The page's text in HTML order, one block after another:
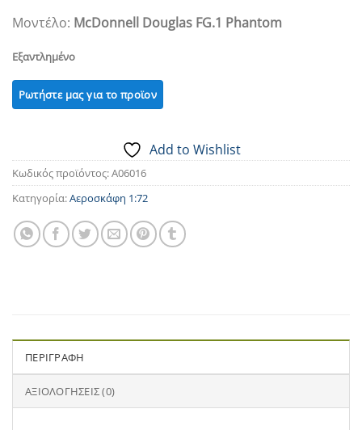
Μοντέλο: McDonnell Douglas FG.1 Phantom
Εξαντλημένο
Add to Wishlist
Κωδικός προϊόντος:A06016
Κατηγορία:Αεροσκάφη 1:72
ΠΕΡΙΓΡΑΦΉ
ΑΞΙΟΛΟΓΉΣΕΙΣ (0)